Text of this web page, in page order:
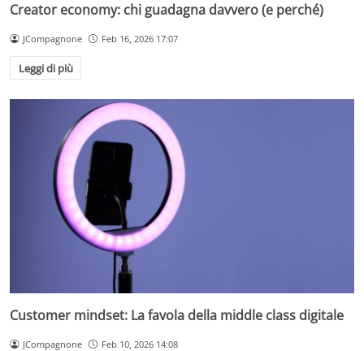
Creator economy: chi guadagna davvero (e perché)
JCompagnone Feb 16, 2026 17:07
Leggi di più
Customer mindset: La favola della middle class digitale
JCompagnone Feb 10, 2026 14:08